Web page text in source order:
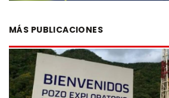
MÁS PUBLICACIONES